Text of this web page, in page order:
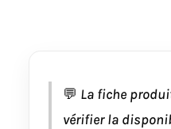
💬 La fiche
vérifier la